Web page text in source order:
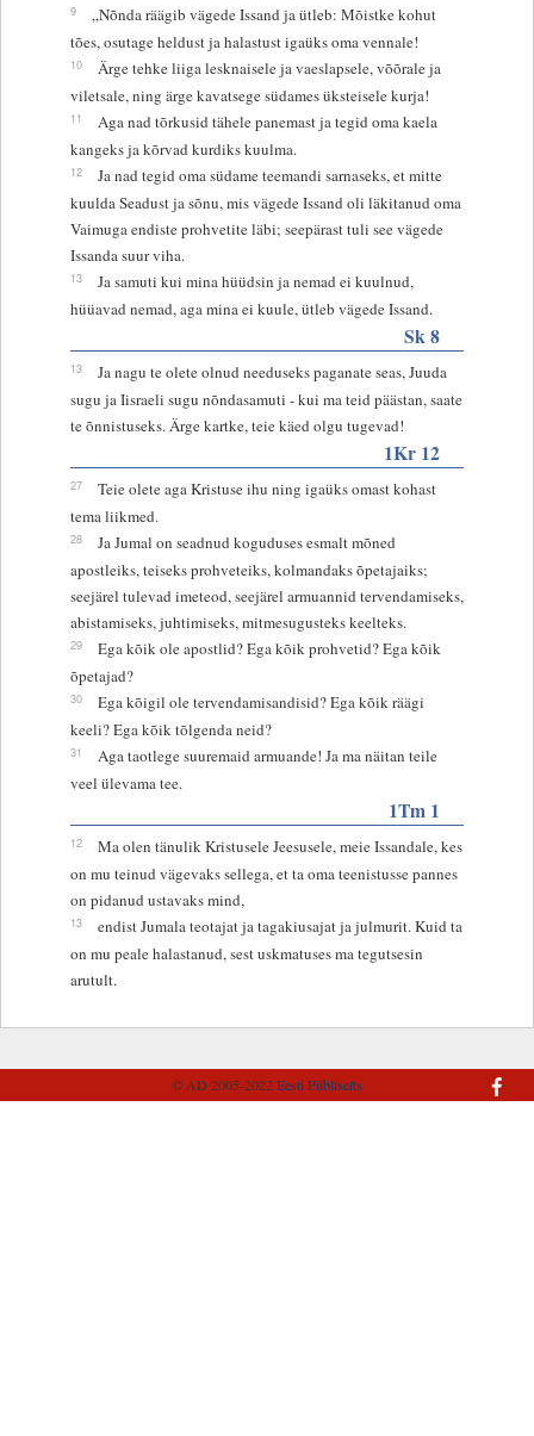
9
„Nõnda räägib vägede Issand ja ütleb: Mõistke kohut
tões, osutage heldust ja halastust igaüks oma vennale!
10
Ärge tehke liiga lesknaisele ja vaeslapsele, võõrale ja
viletsale, ning ärge kavatsege südames üksteisele kurja!
11
Aga nad tõrkusid tähele panemast ja tegid oma kaela
kangeks ja kõrvad kurdiks kuulma.
12
Ja nad tegid oma südame teemandi sarnaseks, et mitte
kuulda Seadust ja sõnu, mis vägede Issand oli läkitanud oma
Vaimuga endiste prohvetite läbi; seepärast tuli see vägede
Issanda suur viha.
13
Ja samuti kui mina hüüdsin ja nemad ei kuulnud,
hüüavad nemad, aga mina ei kuule, ütleb vägede Issand.
Sk 8
13
Ja nagu te olete olnud needuseks paganate seas, Juuda
sugu ja Iisraeli sugu nõndasamuti - kui ma teid päästan, saate
te õnnistuseks. Ärge kartke, teie käed olgu tugevad!
1Kr 12
27
Teie olete aga Kristuse ihu ning igaüks omast kohast
tema liikmed.
28
Ja Jumal on seadnud koguduses esmalt mõned
apostleiks, teiseks prohveteiks, kolmandaks õpetajaiks;
seejärel tulevad imeteod, seejärel armuannid tervendamiseks,
abistamiseks, juhtimiseks, mitmesugusteks keelteks.
29
Ega kõik ole apostlid? Ega kõik prohvetid? Ega kõik
õpetajad?
30
Ega kõigil ole tervendamisandisid? Ega kõik räägi
keeli? Ega kõik tõlgenda neid?
31
Aga taotlege suuremaid armuande! Ja ma näitan teile
veel ülevama tee.
1Tm 1
12
Ma olen tänulik Kristusele Jeesusele, meie Issandale, kes
on mu teinud vägevaks sellega, et ta oma teenistusse pannes
on pidanud ustavaks mind,
13
endist Jumala teotajat ja tagakiusajat ja julmurit. Kuid ta
on mu peale halastanud, sest uskmatuses ma tegutsesin
arutult.
© AD 2005-2022Eesti Piibliselts